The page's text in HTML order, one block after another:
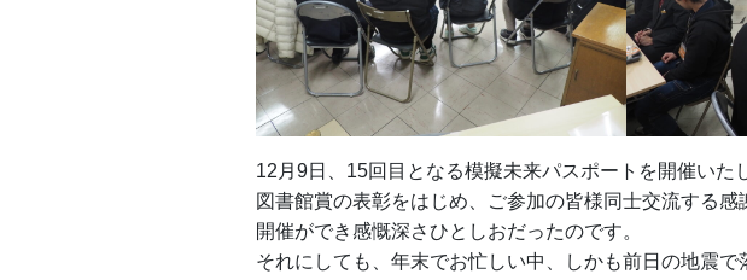
12月9日、15回目となる模擬未来パスポートを開催い
図書館賞の表彰をはじめ、ご参加の皆様同士交流する
開催ができ感慨深さひとしおだったのです。
それにしても、年末でお忙しい中、しかも前日の地震